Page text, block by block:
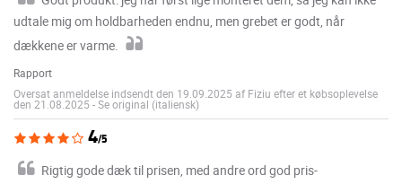
udtale mig om holdbarheden endnu, men grebet er godt, når
dækkene er varme.
Rapport
Oversat anmeldelse indsendt den 19.09.2025 af Fiziu efter et købsoplevelse
den 21.08.2025 -Se original (italiensk)
4/5
Rigtig gode dæk til prisen, med andre ord god pris-